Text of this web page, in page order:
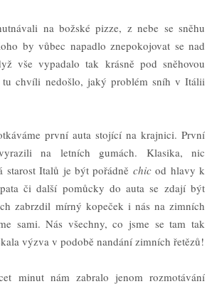
na božské pizze, z nebe se sněhu
by vůbec napadlo znepokojovat se nad
ž vše vypadalo tak krásně pod sněhovou
chvíli nedošlo, jaký problém sníh v Itálii
první auta stojící na krajnici. První
na letních gumách. Klasika, nic
starost Italů je být pořádně chicod hlavy k
či další pomůcky do auta se zdají být
zabrzdil mírný kopeček i nás na zimních
sami. Nás všechny, co jsme se tam tak
výzva v podobě nandání zimních řetězů!
minut nám zabralo jenom rozmotávání